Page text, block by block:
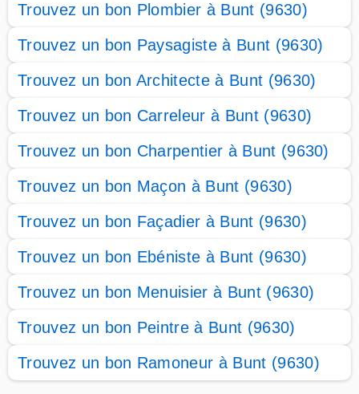
Trouvez un bon Plombier à Bunt (9630)
Trouvez un bon Paysagiste à Bunt (9630)
Trouvez un bon Architecte à Bunt (9630)
Trouvez un bon Carreleur à Bunt (9630)
Trouvez un bon Charpentier à Bunt (9630)
Trouvez un bon Maçon à Bunt (9630)
Trouvez un bon Façadier à Bunt (9630)
Trouvez un bon Ebéniste à Bunt (9630)
Trouvez un bon Menuisier à Bunt (9630)
Trouvez un bon Peintre à Bunt (9630)
Trouvez un bon Ramoneur à Bunt (9630)